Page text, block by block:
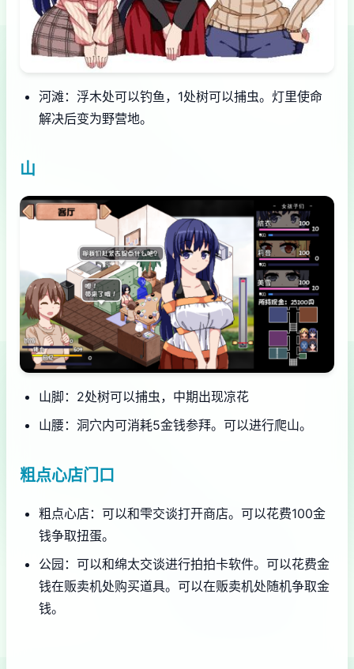
河滩：浮木处可以钓鱼，1处树可以捕虫。灯里使命
解决后变为野营地。
山
山脚：2处树可以捕虫，中期出现凉花
山腰：洞穴内可消耗5金钱参拜。可以进行爬山。
粗点心店门口
粗点心店：可以和雫交谈打开商店。可以花费100金
钱争取扭蛋。
公园：可以和绵太交谈进行拍拍卡软件。可以花费金
钱在贩卖机处购买道具。可以在贩卖机处随机争取金
钱。